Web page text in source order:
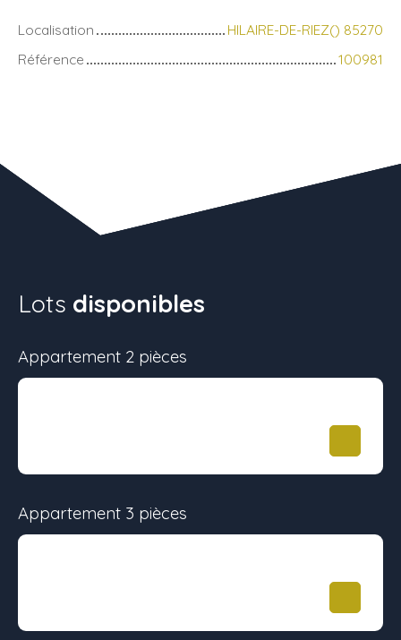
Localisation
HILAIRE-DE-RIEZ() 85270
Référence
100981
Lots disponibles
Appartement 2 pièces
Appartement 3 pièces